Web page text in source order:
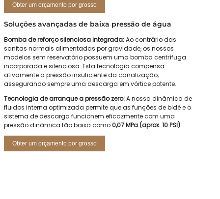
Obter um orçamento por grosso
Soluções avançadas de baixa pressão de água
Bomba de reforço silenciosa integrada:Ao contrário das
sanitas normais alimentadas por gravidade, os nossos
modelos sem reservatório possuem uma bomba centrífuga
incorporada e silenciosa. Esta tecnologia compensa
ativamente a pressão insuficiente da canalização,
assegurando sempre uma descarga em vórtice potente.
Tecnologia de arranque a pressão zero:A nossa dinâmica de
fluidos interna optimizada permite que as funções de bidé e o
sistema de descarga funcionem eficazmente com uma
pressão dinâmica tão baixa como0,07 MPa (aprox. 10 PSI).
Obter um orçamento por grosso